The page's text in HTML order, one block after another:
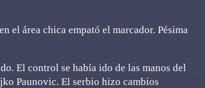
el área chica empató el marcador. Pésima
El control se había ido de las manos del
Paunovic. El serbio hizo cambios